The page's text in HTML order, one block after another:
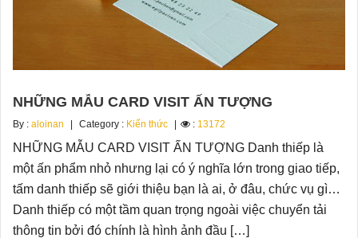
NHỮNG MẪU CARD VISIT ẤN TƯỢNG
By : aloinan Category : Kiến thức : 13172
NHỮNG MẪU CARD VISIT ẤN TƯỢNG Danh thiếp là
một ấn phẩm nhỏ nhưng lại có ý nghĩa lớn trong giao tiếp,
tấm danh thiếp sẽ giới thiệu bạn là ai, ở đâu, chức vụ gì…
Danh thiếp có một tầm quan trọng ngoài việc chuyển tải
thông tin bởi đó chính là hình ảnh đầu […]